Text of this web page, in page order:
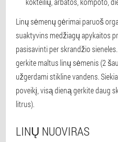
Linų sėmenų gėrimai paruoš
suaktyvins medžiagų apykaitos
pasisavinti per skrandžio
gerkite maltus linų sėmenis (2
užgerdami stikline vandens.
poveikį, visą dieną gerkite daug
litrus).
LINŲ NUOVIRAS